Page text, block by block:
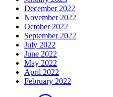
December 2022
November 2022
October 2022
September 2022
July 2022
June 2022
May 2022
April 2022
February 2022